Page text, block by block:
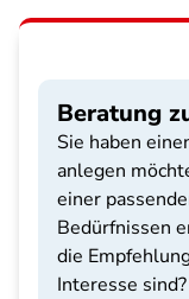
Beratung
Sie haben
anlegen
einer
Bedürfnissen
die
Interesse